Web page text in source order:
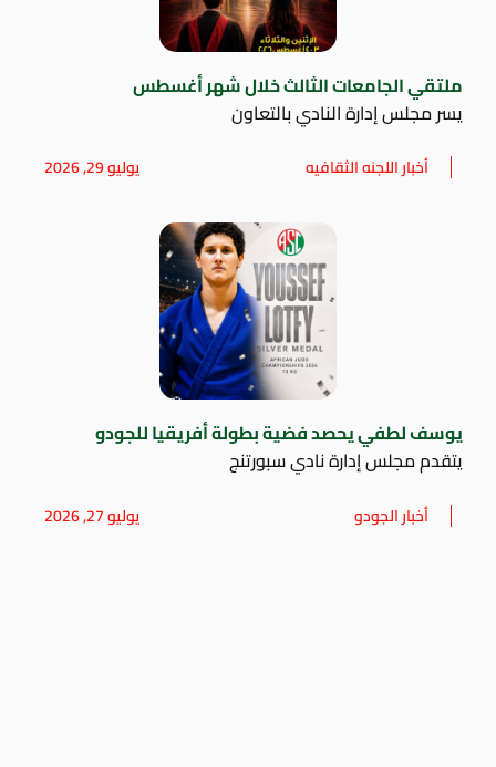
ملتقي الجامعات الثالث خلال شهر أغسطس
يسر مجلس إدارة النادي بالتعاون
أخبار اللجنه الثقافيه يوليو 29, 2026
يوسف لطفي يحصد فضية بطولة أفريقيا للجودو
يتقدم مجلس إدارة نادي سبورتنج
أخبار الجودو يوليو 27, 2026